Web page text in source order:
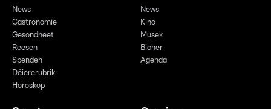
News
Gastronomie
Gesondheet
Reesen
Spenden
Déiererubrik
Horoskop
News
Kino
Musek
Bicher
Agenda